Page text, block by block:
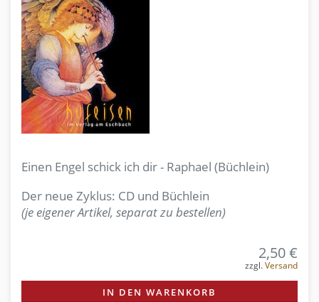
Einen Engel schick ich dir - Raphael (Büchlein)
Der neue Zyklus: CD und Büchlein
(je eigener Artikel, separat zu bestellen)
2,50 €
zzgl.Versand
IN DEN WARENKORB